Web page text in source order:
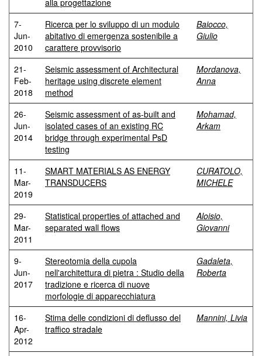
alla progettazione
7-
Jun-
2010
Ricerca per lo sviluppo di un modulo
abitativo di emergenza sostenibile a
carattere provvisorio
Baiocco,
Giulio
21-
Feb-
2018
Seismic assessment of Architectural
heritage using discrete element
method
Mordanova,
Anna
26-
Jun-
2014
Seismic assessment of as-built and
isolated cases of an existing RC
bridge through experimental PsD
testing
Mohamad,
Arkam
11-
Mar-
2019
SMART MATERIALS AS ENERGY
TRANSDUCERS
CURATOLO,
MICHELE
29-
Mar-
2011
Statistical properties of attached and
separated wall flows
Aloisio,
Giovanni
9-
Jun-
2017
Stereotomia della cupola
nell'architettura di pietra : Studio della
tradizione e ricerca di nuove
morfologie di apparecchiatura
Gadaleta,
Roberta
16-
Apr-
2012
Stima delle condizioni di deflusso del
traffico stradale
Mannini, Livia